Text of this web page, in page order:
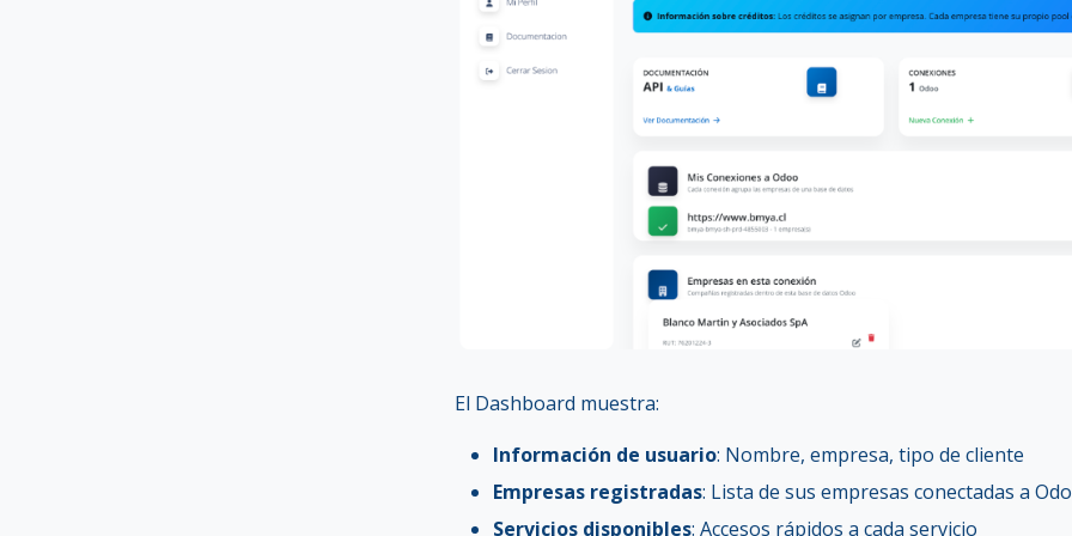
El Dashboard muestra:
Información de usuario: Nombre, empresa, tipo de cliente
Empresas registradas: Lista de sus empresas conectadas a
Servicios disponibles: Accesos rápidos a cada servicio